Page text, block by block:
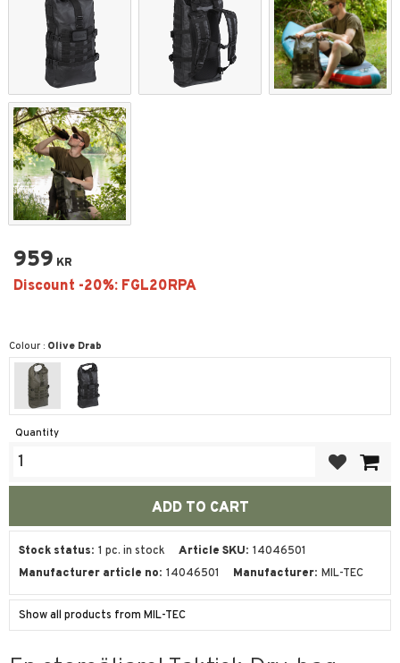
959 KR
Colour : Olive Drab
Quantity
Stock status 1 pc. in stock Article SKU 14046501
Manufacturer article no 14046501 Manufacturer MIL-TEC
Show all products from MIL-TEC